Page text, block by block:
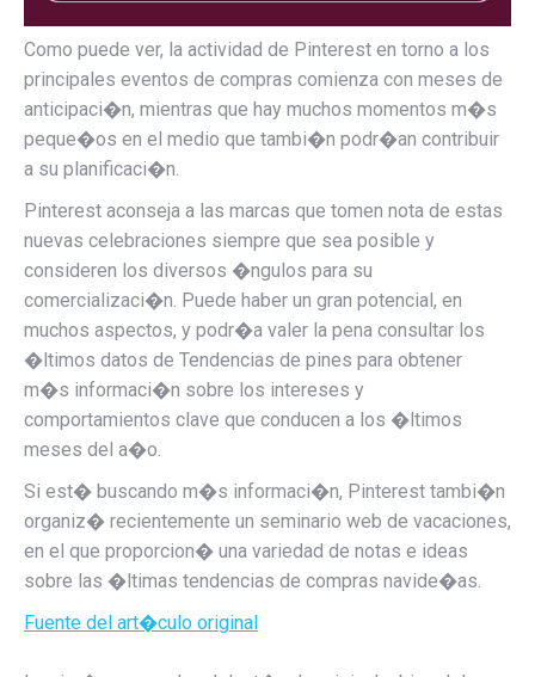
Como puede ver, la actividad de Pinterest en torno a los
principales eventos de compras comienza con meses de
anticipaci�n, mientras que hay muchos momentos m�s
peque�os en el medio que tambi�n podr�an contribuir
a su planificaci�n.
Pinterest aconseja a las marcas que tomen nota de estas
nuevas celebraciones siempre que sea posible y
consideren los diversos �ngulos para su
comercializaci�n. Puede haber un gran potencial, en
muchos aspectos, y podr�a valer la pena consultar los
�ltimos datos de Tendencias de pines para obtener
m�s informaci�n sobre los intereses y
comportamientos clave que conducen a los �ltimos
meses del a�o.
Si est� buscando m�s informaci�n, Pinterest tambi�n
organiz� recientemente un seminario web de vacaciones,
en el que proporcion� una variedad de notas e ideas
sobre las �ltimas tendencias de compras navide�as.
Fuente del art�culo original